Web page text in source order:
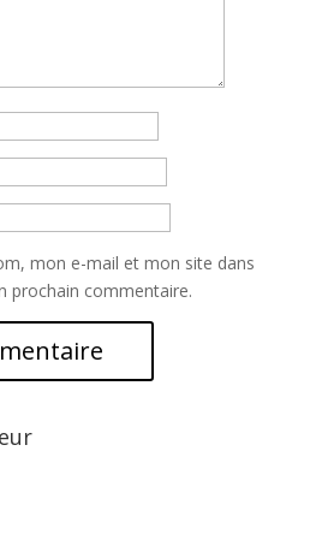
mon e-mail et mon site dans
prochain commentaire.